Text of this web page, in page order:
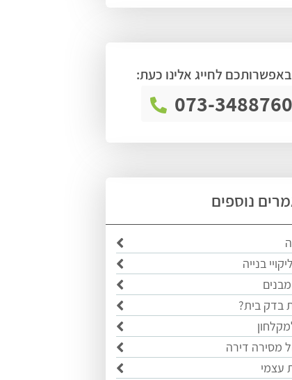
לחייג אלינו כעת:
073-3488760
נוספים
בנייה
בדק בית?
מסירה דירה
עצמי